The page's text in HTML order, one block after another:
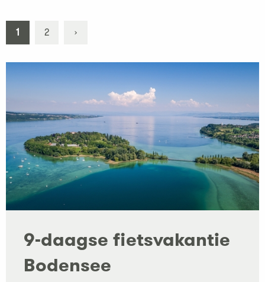
1 2 ›
9-daagse fietsvakantie
Bodensee